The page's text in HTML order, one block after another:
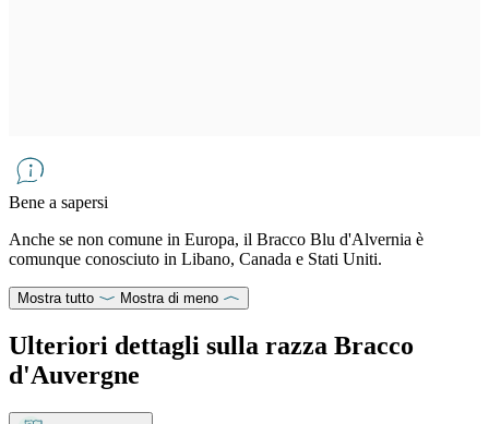
Bene a sapersi
Anche se non comune in Europa, il Bracco Blu d'Alvernia è
comunque conosciuto in Libano, Canada e Stati Uniti.
Mostra tutto Mostra di meno
Ulteriori dettagli sulla razza Bracco
d'Auvergne